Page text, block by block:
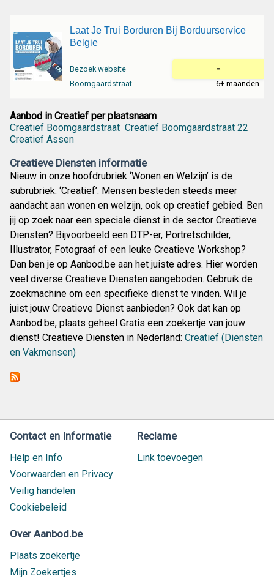
Laat Je Trui Borduren Bij Borduurservice
Belgie
Bezoek website -
Boomgaardstraat 6+ maanden
Aanbod in Creatief per plaatsnaam
Creatief Boomgaardstraat Creatief Boomgaardstraat 22
Creatief Assen
Creatieve Diensten informatie
Nieuw in onze hoofdrubriek ‘Wonen en Welzijn’ is de
subrubriek: ‘Creatief’. Mensen besteden steeds meer
aandacht aan wonen en welzijn, ook op creatief gebied. Ben
jij op zoek naar een speciale dienst in de sector Creatieve
Diensten? Bijvoorbeeld een DTP-er, Portretschilder,
Illustrator, Fotograaf of een leuke Creatieve Workshop?
Dan ben je op Aanbod.be aan het juiste adres. Hier worden
veel diverse Creatieve Diensten aangeboden. Gebruik de
zoekmachine om een specifieke dienst te vinden. Wil je
juist jouw Creatieve Dienst aanbieden? Ook dat kan op
Aanbod.be, plaats geheel Gratis een zoekertje van jouw
dienst! Creatieve Diensten in Nederland: Creatief (Diensten
en Vakmensen)
Contact en Informatie
Help en Info
Voorwaarden en Privacy
Veilig handelen
Cookiebeleid
Reclame
Link toevoegen
Over Aanbod.be
Plaats zoekertje
Mijn Zoekertjes